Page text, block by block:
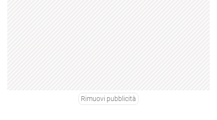
Rimuovi pubblicità